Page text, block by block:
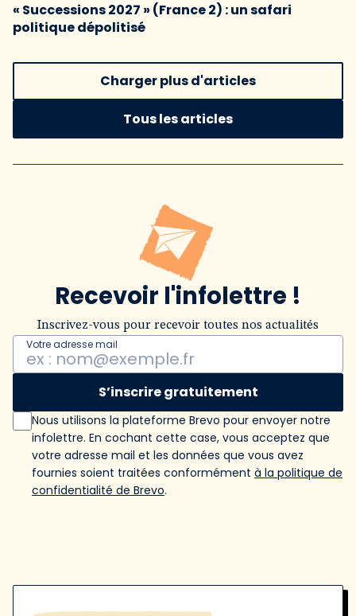
« Successions 2027 » (France 2) : un safari
politique dépolitisé
Charger plus d'articles
Tous les articles
Recevoir l'infolettre !
Inscrivez-vous pour recevoir toutes nos actualités
Votre adresse mail
S’inscrire gratuitement
Nous utilisons la plateforme Brevo pour envoyer notre
infolettre. En cochant cette case, vous acceptez que
votre adresse mail et les données que vous avez
fournies soient traitées conformément à la politique de
confidentialité de Brevo.